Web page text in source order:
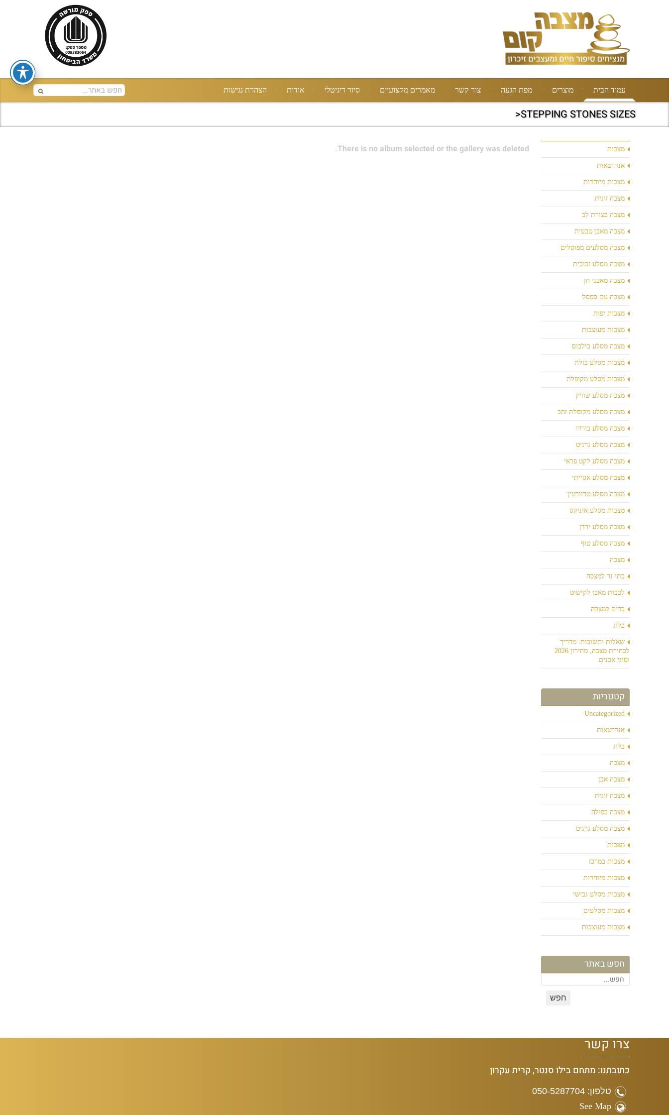
עמוד הבית מוצרים מפת הגעה צור קשר מאמרים מקצועיים סיור דיגיטלי אודות הצהרת נגישות
STEPPING STONES SIZES<
מצבות
אנדרטאות
מצבות מיוחדות
מצבה זוגית
מצבה בצורת לב
מצבה מאבן טבעית
מצבה מסלעים מפוסלים
מצבה מסלע זכוכית
מצבה מאבני חן
מצבה עם ספסל
מצבות יפות
מצבות מעוצבות
מצבה מסלע בולבוס
מצבות מסלע בזלת
מצבות מסלע מקופלת
מצבה מסלע שוויץ
מצבה מסלע מקופלת זהב
מצבה מסלע בורדו
מצבה מסלע גרניט
מצבה מסלע לקט פראי
מצבה מסלע אסייתי
מצבה מסלע טרוורטין
מצבות מסלע אוניקס
מצבה מסלע ירדן
מצבה מסלע טוף
מצבה
בתי נר למצבה
לבבות מאבן לקישוט
כדים למצבה
בלוג
שאלות ותשובות: מדריך
לבחירת מצבה, מחירון 2026
וסוגי אבנים
קטגוריות
Uncategorized
אנדרטאות
בלוג
מצבה
מצבה אבן
מצבה זוגית
מצבה כפולה
מצבה מסלע גרניט
מצבות
מצבות במרכז
מצבות מיוחדות
מצבות מסלע גבישי
מצבות מסלעים
מצבות מעוצבות
חפש באתר
There is no album selected or the gallery was deleted.
צרו קשר
כתובתנו: מתחם בילו סנטר, קרית עקרון
טלפון: 050-5287704
See Map